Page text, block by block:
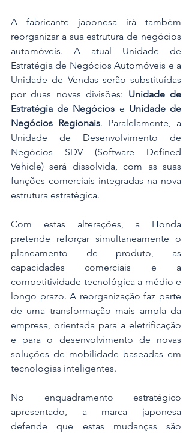
A fabricante japonesa irá também
reorganizar a sua estrutura de negócios
automóveis. A atual Unidade de
Estratégia de Negócios Automóveis e a
Unidade de Vendas serão substituídas
por duas novas divisões: Unidade de
Estratégia de Negócios e Unidade de
Negócios Regionais. Paralelamente, a
Unidade de Desenvolvimento de
Negócios SDV (Software Defined
Vehicle) será dissolvida, com as suas
funções comerciais integradas na nova
estrutura estratégica.
Com estas alterações, a Honda
pretende reforçar simultaneamente o
planeamento de produto, as
capacidades comerciais e a
competitividade tecnológica a médio e
longo prazo. A reorganização faz parte
de uma transformação mais ampla da
empresa, orientada para a eletrificação
e para o desenvolvimento de novas
soluções de mobilidade baseadas em
tecnologias inteligentes.
No enquadramento estratégico
apresentado, a marca japonesa
defende que estas mudanças são